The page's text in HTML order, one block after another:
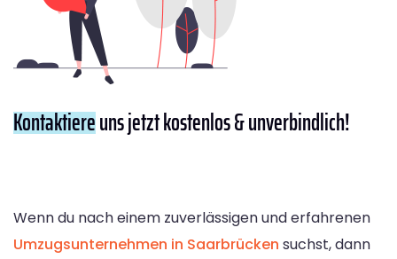
Kontaktiereuns jetzt kostenlos & unverbindlich!
Wenn du nach einem zuverlässigen und erfahrenen
Umzugsunternehmen in Saarbrücken suchst, dann